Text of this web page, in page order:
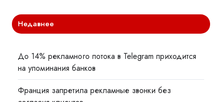
Недавнее
До 14% рекламного потока в Telegram приходится
на упоминания банков
Франция запретила рекламные звонки без